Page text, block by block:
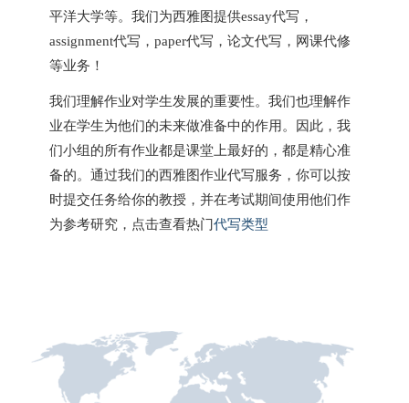
平洋大学等。我们为西雅图提供essay代写，
assignment代写，paper代写，论文代写，网课代修
等业务！
我们理解作业对学生发展的重要性。我们也理解作
业在学生为他们的未来做准备中的作用。因此，我
们小组的所有作业都是课堂上最好的，都是精心准
备的。通过我们的西雅图作业代写服务，你可以按
时提交任务给你的教授，并在考试期间使用他们作
为参考研究，点击查看热门代写类型